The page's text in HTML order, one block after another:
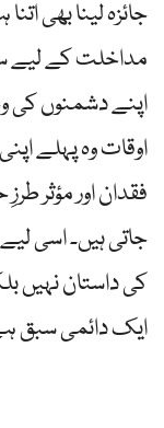
جائزہ لینا بھی
مداخلت کے لیے
اپنے دشمنوں کی
اوقات وہ پہلے
فقدان اور مؤثر
کی داستان نہیں
ایک دائمی سبق